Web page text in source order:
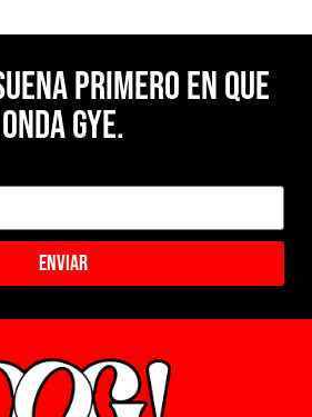
primero en Que
Onda Gye.
Enviar